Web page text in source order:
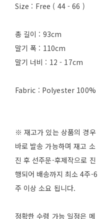
Size : Free ( 44 - 66 )
총 길이 : 93cm
말기 폭 : 110cm
말기 너비 : 12 - 17cm
Fabric : Polyester 100%
※ 재고가 있는 상품의 경우
바로 발송 가능하며 재고 소
진 후 선주문-후제작으로 진
행되어 배송까지 최소 4주-6
주 이상 소요 됩니다.
정확한 수령 가능 일정은 메